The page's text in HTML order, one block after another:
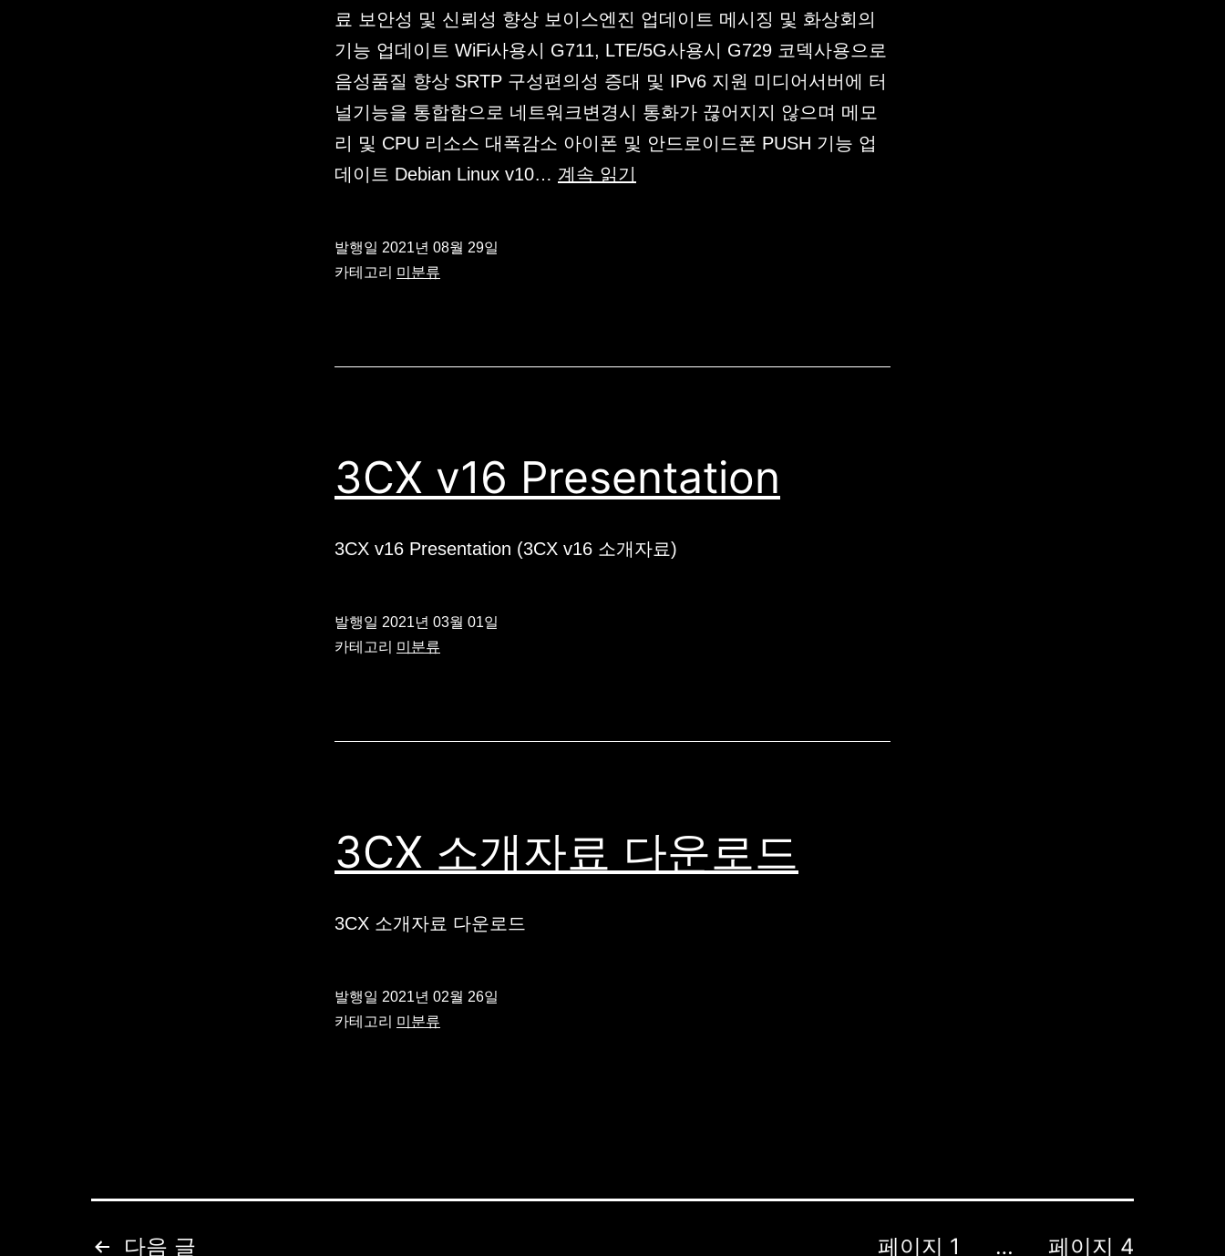
료 보안성 및 신뢰성 향상 보이스엔진 업데이트 메시징 및 화상회의
기능 업데이트 WiFi사용시 G711, LTE/5G사용시 G729 코덱사용으로
음성품질 향상 SRTP 구성편의성 증대 및 IPv6 지원 미디어서버에 터
널기능을 통합함으로 네트워크변경시 통화가 끊어지지 않으며 메모
리 및 CPU 리소스 대폭감소 아이폰 및 안드로이드폰 PUSH 기능 업
데이트 Debian Linux v10… 3CX
계속 읽기
발행일 2021년 08월 29일
카테고리 미분류
3CX v16 Presentation
3CX v16 Presentation (3CX v16 소개자료)
발행일 2021년 03월 01일
카테고리 미분류
3CX 소개자료 다운로드
3CX 소개자료 다운로드
발행일 2021년 02월 26일
카테고리 미분류
다음 글 페이지 1 … 페이지 4